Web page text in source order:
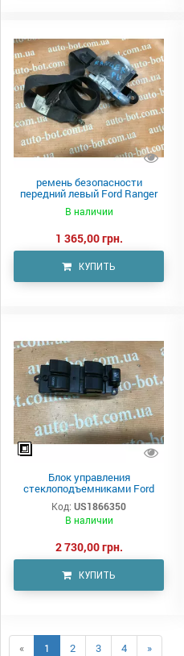
ремень безопасности
передний левый Ford Ranger
2006-2011
В наличии
1 365,00 грн.
КУПИТЬ
Блок управления
стеклоподъемниками Ford
Ranger
Код: US1866350
В наличии
2 730,00 грн.
КУПИТЬ
« 1 2 3 4 »